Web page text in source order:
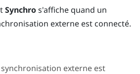
Synchros'affiche quand un
externe est connecté.
externe est